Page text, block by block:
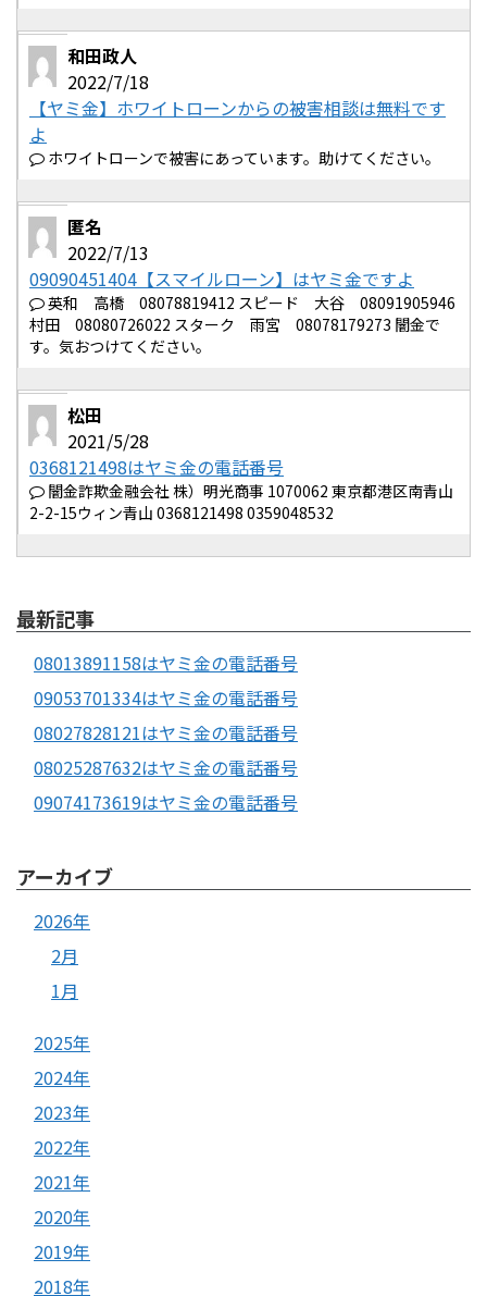
和田政人
2022/7/18
【ヤミ金】ホワイトローンからの被害相談は無料です
よ
ホワイトローンで被害にあっています。助けてください。
匿名
2022/7/13
09090451404【スマイルローン】はヤミ金ですよ
英和 高橋 08078819412 スピード 大谷 08091905946
村田 08080726022 スターク 雨宮 08078179273 闇金で
す。気おつけてください。
松田
2021/5/28
0368121498はヤミ金の電話番号
闇金詐欺金融会社 株）明光商事 1070062 東京都港区南青山
2-2-15ウィン青山 0368121498 0359048532
最新記事
08013891158はヤミ金の電話番号
09053701334はヤミ金の電話番号
08027828121はヤミ金の電話番号
08025287632はヤミ金の電話番号
09074173619はヤミ金の電話番号
アーカイブ
2026年
2月
1月
2025年
2024年
2023年
2022年
2021年
2020年
2019年
2018年